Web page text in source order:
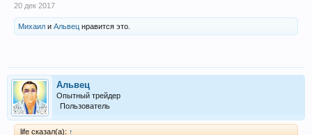
20 дек 2017
Михаил и Альвец нравится это.
Альвец
Опытный трейдер
Пользователь
life сказал(а): ↑